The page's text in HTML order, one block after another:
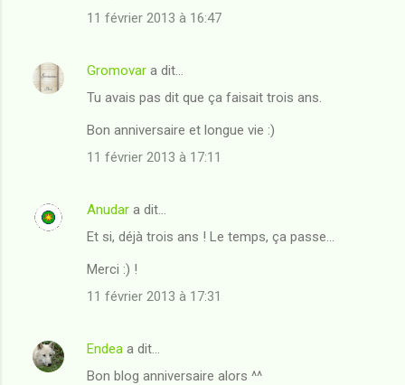
11 février 2013 à 16:47
Gromovar a dit…
Tu avais pas dit que ça faisait trois ans.
Bon anniversaire et longue vie :)
11 février 2013 à 17:11
Anudar a dit…
Et si, déjà trois ans ! Le temps, ça passe...
Merci :) !
11 février 2013 à 17:31
Endea a dit…
Bon blog anniversaire alors ^^